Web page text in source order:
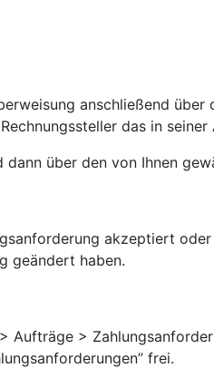
anschließend
das in
über den von Ihnen
akzeptiert
geändert haben.
Aufträge >
frei.